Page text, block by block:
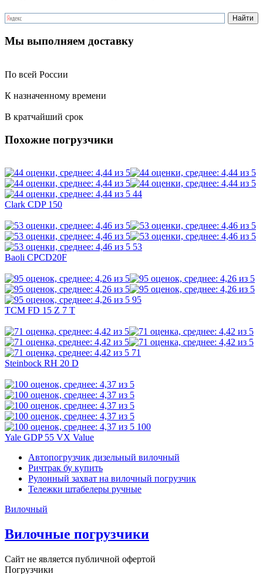
Мы выполняем доставку
По всей России
К назначенному времени
В кратчайший срок
Похожие погрузчики
44
Clark CDP 150
53
Baoli CPCD20F
95
TCM FD 15 Z 7 T
71
Steinbock RH 20 D
100
Yale GDP 55 VX Value
Автопогрузчик дизельный вилочный
Ричтрак бу купить
Рулонный захват на вилочный погрузчик
Тележки штабелеры ручные
Вилочный
Вилочные погрузчики
Сайт не является публичной офертой
Погрузчики